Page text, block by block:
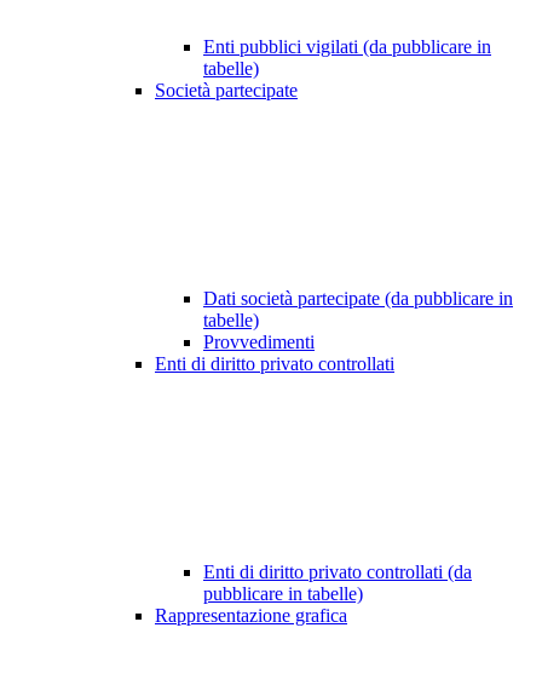
Enti pubblici vigilati (da pubblicare in
tabelle)
Società partecipate
Dati società partecipate (da pubblicare in
tabelle)
Provvedimenti
Enti di diritto privato controllati
Enti di diritto privato controllati (da
pubblicare in tabelle)
Rappresentazione grafica